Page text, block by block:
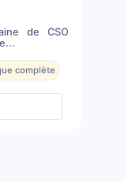
de CSO
complète